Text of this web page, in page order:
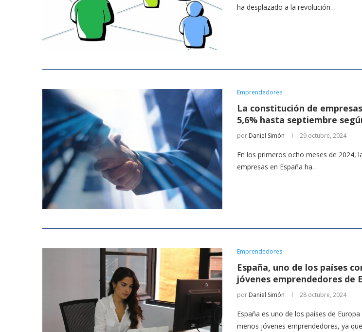
ha desplazado a la revolución…
Emprendedores
La constitución de
5,6% hasta septiembre
por Daniel Simón 29 octubre, 2024
En los primeros ocho meses de 2024,
empresas en España ha…
Emprendedores
España, uno de los países
jóvenes emprendedores de
por Daniel Simón 28 octubre, 2024
España es uno de los países de Europa
menos jóvenes emprendedores, ya